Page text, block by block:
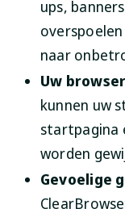
ups,
naar
Uw
kunnen uw
startpagina
worden
Gevoelige